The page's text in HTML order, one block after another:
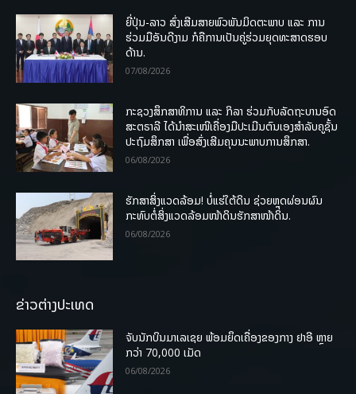
ຍີ່ປຸ່ນ-ລາວ ສົ່ງເສີມສາຍພົວພັນມິດຕະພາບ ແລະ ການ
ຮ່ວມມືອັນດີງາມ ກໍຄືການເປັນຄູ່ຮ່ວມຍຸດທະສາດຮອບ
ດ້ານ.
07/08/2026
ກະຊວງສຶກສາທິການ ແລະ ກິລາ ຮ່ວມກັບລັດຖະບານອົດ
ສະຕຣາລີ ໄດ້ນຳສະເໜີເຄື່ອງມືປະເມີນຕົນເອງສຳລັບຄູຊັ້ນ
ປະຖົມສຶກສາ ເພື່ອສົ່ງເສີມຄຸນນະພາບການສຶກສາ.
06/08/2026
ຮັກສາສິ່ງແວດລ້ອມ! ບໍ່ແຮ່ໃຕ້ດິນ ຊ່ວຍຫຼຸດຜ່ອນຜົນ
ກະທົບຕໍ່ສິ່ງແວດລ້ອມໜ້າດິນຮັກສາໜ້າດິນ.
06/08/2026
ຂ່າວຕ່າງປະເທດ
ຈັບນັກບິນມາເລເຊຍ ພ້ອມຍຶດເຄື່ອງຂອງກາງ ຢາອີ ຫຼາຍ
ກວ່າ 70,000 ເມັດ
06/08/2026